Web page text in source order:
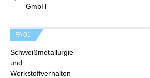
GmbH
FA 01
Schweißmetallurgie
und
Werkstoffverhalten